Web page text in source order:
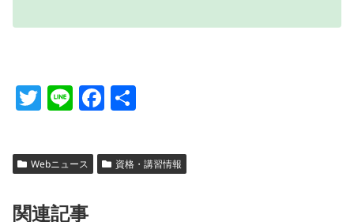
T
itt
er
Li
e
F
c
e
Webニュース 資格・講習情報
関連記事